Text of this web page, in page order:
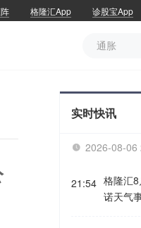
格隆汇App 诊股宝App
通胀
实时快讯
 2026-08-06
21:54 格隆汇
诺天气